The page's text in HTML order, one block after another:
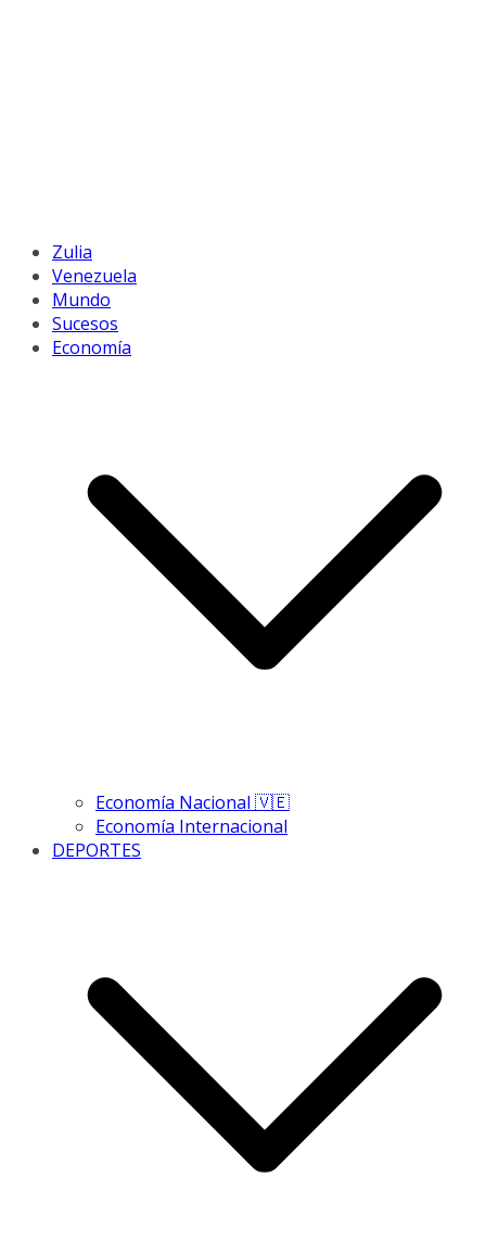
Zulia
Venezuela
Mundo
Sucesos
Economía
Economía Nacional 🇻🇪
Economía Internacional
DEPORTES